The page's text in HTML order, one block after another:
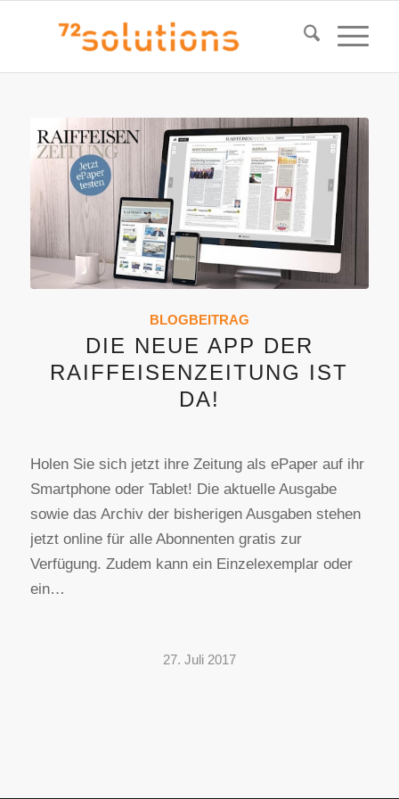
BLOGBEITRAG
DIE NEUE APP DER
RAIFFEISENZEITUNG IST
DA!
Holen Sie sich jetzt ihre Zeitung als ePaper auf ihr
Smartphone oder Tablet! Die aktuelle Ausgabe
sowie das Archiv der bisherigen Ausgaben stehen
jetzt online für alle Abonnenten gratis zur
Verfügung. Zudem kann ein Einzelexemplar oder
ein…
27. Juli 2017